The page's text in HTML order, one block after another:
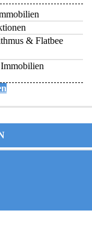
& Flatbee
Immobilien